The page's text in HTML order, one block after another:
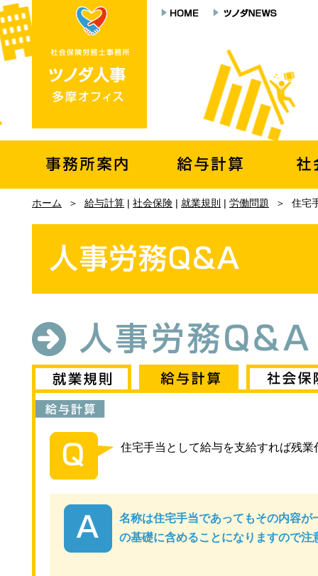
ホーム ＞ 給与計算 | 社会保険 | 就業規則 | 労働問題 ＞ 住宅
住宅手当として給与を支給すれば残
名称は住宅手当であってもその内容
の基礎に含めることになりますので注